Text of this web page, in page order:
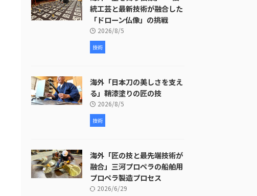
統工芸と最新技術が融合した
「ドローン仏像」の挑戦
2026/8/5
技術
海外「日本刀の美しさを支え
る」鞘漆塗りの匠の技
2026/8/5
技術
海外「匠の技と最先端技術が
融合」三河プロペラの船舶用
プロペラ製造プロセス
2026/6/29